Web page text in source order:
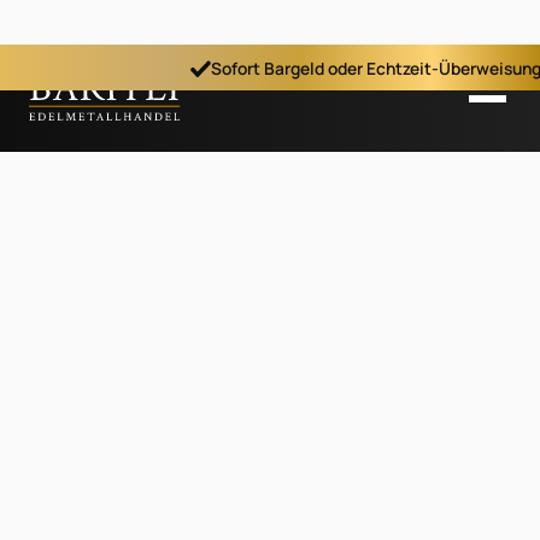
Sofort Bargeld oder Echtzeit-